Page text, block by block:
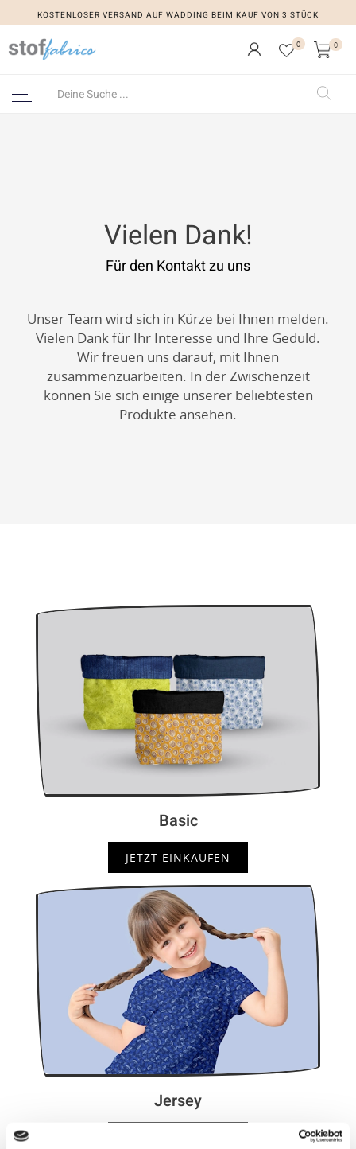
KOSTENLOSER VERSAND AUF WADDING BEIM KAUF VON 3 STÜCK
0 0
Vielen Dank!
Für den Kontakt zu uns
Unser Team wird sich in Kürze bei Ihnen melden.
Vielen Dank für Ihr Interesse und Ihre Geduld.
Wir freuen uns darauf, mit Ihnen
zusammenzuarbeiten. In der Zwischenzeit
können Sie sich einige unserer beliebtesten
Produkte ansehen.
Basic
JETZT EINKAUFEN
Jersey